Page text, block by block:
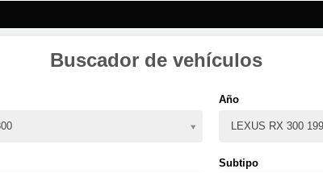
Buscador de vehículos
Año
LEXUS RX 300
Subtipo